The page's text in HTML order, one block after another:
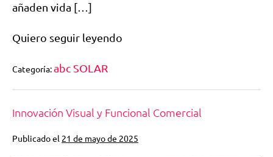
añaden vida […]
Quiero seguir leyendo
Categoría:abc SOLAR
Innovación Visual y Funcional Comercial
Publicado el 21 de mayo de 2025